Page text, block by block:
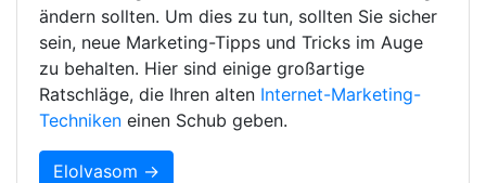
ändern sollten. Um dies zu tun, sollten Sie sicher
sein, neue Marketing-Tipps und Tricks im Auge
zu behalten. Hier sind einige großartige
Ratschläge, die Ihren alten Internet-Marketing-
Techniken einen Schub geben.
Elolvasom →